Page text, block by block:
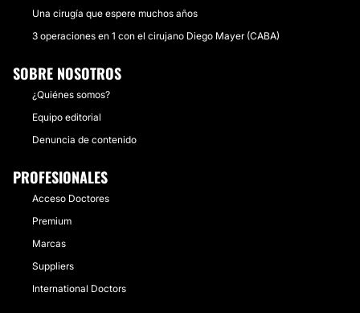
Una cirugía que espere muchos años
3 operaciones en 1 con el cirujano Diego Mayer (CABA)
SOBRE NOSOTROS
¿Quiénes somos?
Equipo editorial
Denuncia de contenido
PROFESIONALES
Acceso Doctores
Premium
Marcas
Suppliers
International Doctors